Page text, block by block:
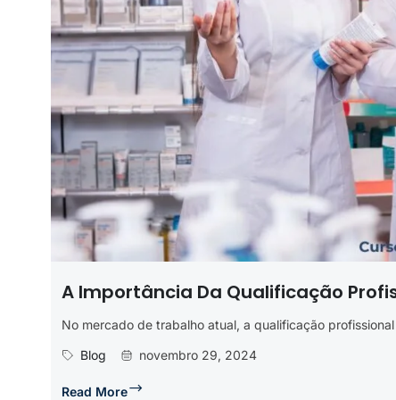
A Importância Da Qualificação
No mercado de trabalho atual, a qualificação
Blog
novembro 29, 2024
Read More